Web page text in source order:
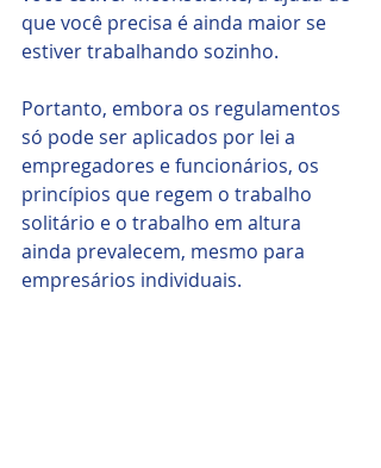
que você precisa é ainda maior se
estiver trabalhando sozinho.
Portanto, embora os regulamentos
só pode ser aplicados por lei a
empregadores e funcionários, os
princípios que regem o trabalho
solitário e o trabalho em altura
ainda prevalecem, mesmo para
empresários individuais.